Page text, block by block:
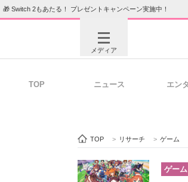
🎁 Switch 2もあたる！ プレゼントキャンペーン実施中！
メディア
ビジネスと働き方のヒント
TOP ニュース エン
TOP > リサーチ > ゲーム
ゲーム